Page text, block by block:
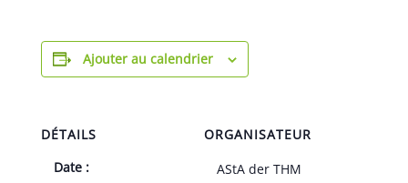
Ajouter au calendrier
DÉTAILS
Date :
ORGANISATEUR
AStA der THM